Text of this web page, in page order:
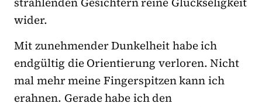
wider.
Mit zunehmender Dunkelheit habe ich
endgültig die Orientierung verloren. Nicht
mal mehr meine Fingerspitzen kann ich
erahnen. Gerade habe ich den